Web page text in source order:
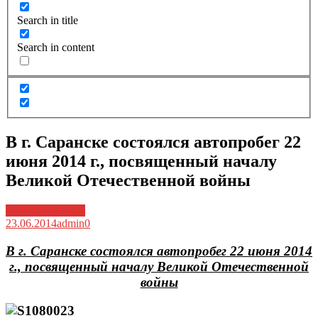
Search in title
Search in content
В г. Саранске состоялся автопробег 22
июня 2014 г., посвященный началу
Великой Отечественной войны
23.06.2014admin0
В г. Саранске состоялся автопробег 22 июня 2014
г., посвященный началу Великой Отечественной
войны